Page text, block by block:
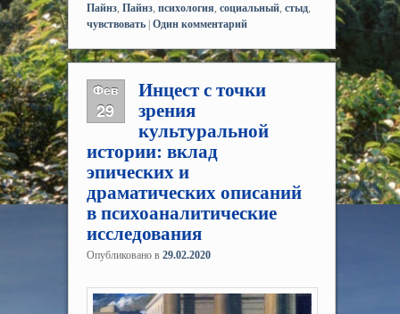
Пайнз, Пайнз, психология социальный, стыд,
чувствовать | Одинкомментарий
Фев
29
Инцест с точки
зрения
культуральной
истории: вклад
эпических и
драматических описаний
в психоаналитические
исследования
Опубликовано в 29.02.2020